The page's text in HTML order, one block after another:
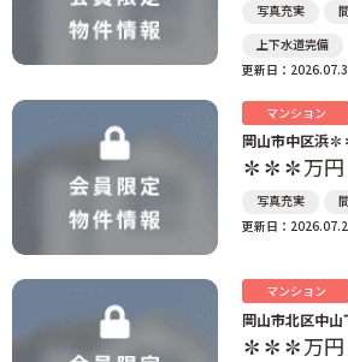
写真充実
上下水道完備
更新日：
マンション
岡山市中区浜
✽✽✽万円
写真充実
更新日：
マンション
岡山市北区中
✽✽✽万円